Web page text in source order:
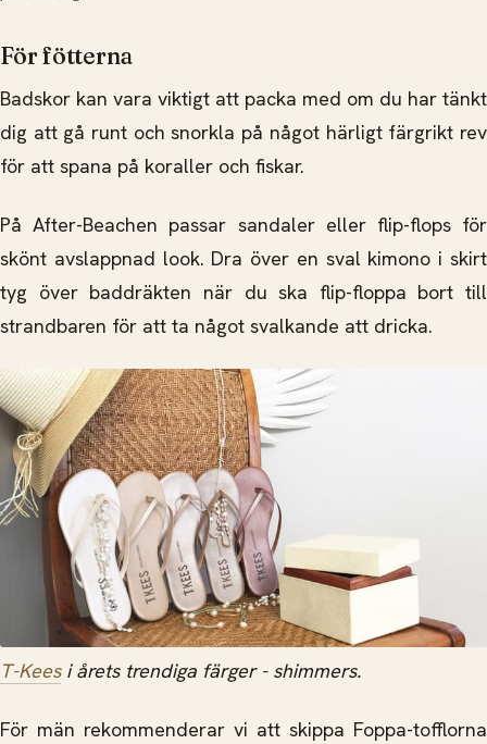
För fötterna
Badskor kan vara viktigt att packa med om du har tänkt
dig att gå runt och snorkla på något härligt färgrikt rev
för att spana på koraller och fiskar.
På After-Beachen passar sandaler eller flip-flops för
skönt avslappnad look. Dra över en sval kimono i skirt
tyg över baddräkten när du ska flip-floppa bort till
strandbaren för att ta något svalkande att dricka.
T-Keesi årets trendiga färger - shimmers.
För män rekommenderar vi att skippa Foppa-tofflorna